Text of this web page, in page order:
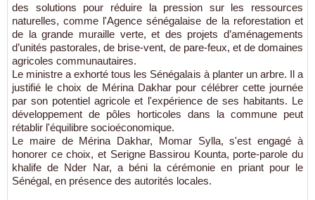
des solutions pour réduire la pression sur les ressources
naturelles, comme l'Agence sénégalaise de la reforestation et
de la grande muraille verte, et des projets d’aménagements
d’unités pastorales, de brise-vent, de pare-feux, et de domaines
agricoles communautaires.
Le ministre a exhorté tous les Sénégalais à planter un arbre. Il a
justifié le choix de Mérina Dakhar pour célébrer cette journée
par son potentiel agricole et l'expérience de ses habitants. Le
développement de pôles horticoles dans la commune peut
rétablir l'équilibre socioéconomique.
Le maire de Mérina Dakhar, Momar Sylla, s'est engagé à
honorer ce choix, et Serigne Bassirou Kounta, porte-parole du
khalife de Nder Nar, a béni la cérémonie en priant pour le
Sénégal, en présence des autorités locales.